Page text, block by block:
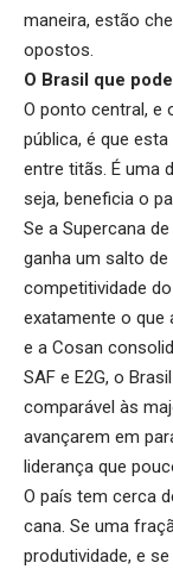
maneira, estão
opostos.
O Brasil que
O ponto central, e
pública, é que
entre titãs. É uma
seja, beneficia o
Se a Supercana
ganha um salto
competitividade
exatamente o que
e a Cosan
SAF e E2G, o
comparável às
avançarem em
liderança que
O país tem cerca
cana. Se uma
produtividade, e